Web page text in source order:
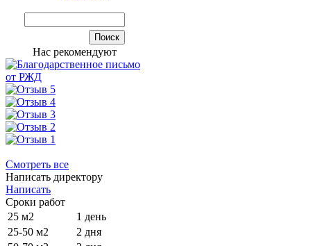
Нас рекомендуют
Смотреть все
Написать директору
Написать
Сроки работ
25 м2
1 день
25-50 м2
2 дня